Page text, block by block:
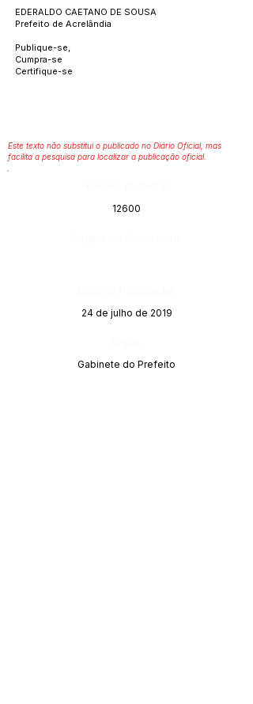
EDERALDO CAETANO DE SOUSA
Prefeito de Acrelândia
Publique-se,
Cumpra-se
Certifique-se
Este texto não substitui o publicado no Diário Oficial, mas
facilita a pesquisa para localizar a publicação oficial.
12600
24 de julho de 2019
Gabinete do Prefeito